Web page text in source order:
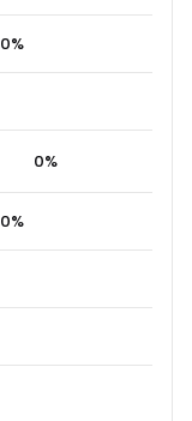
0%
0%
0%